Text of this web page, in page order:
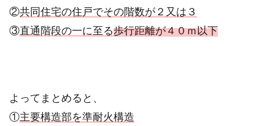
②共同住宅の住戸でその階数が２又は３
③直通階段の一に至る歩行距離が４０ｍ以下
よってまとめると、
①主要構造部を準耐火構造